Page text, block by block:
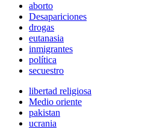
aborto
Desapariciones
drogas
eutanasia
inmigrantes
política
secuestro
libertad religiosa
Medio oriente
pakistan
ucrania